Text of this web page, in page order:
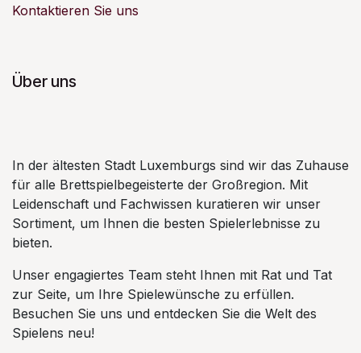
Kontaktieren Sie uns
Über uns
In der ältesten Stadt Luxemburgs sind wir das Zuhause
für alle Brettspielbegeisterte der Großregion. Mit
Leidenschaft und Fachwissen kuratieren wir unser
Sortiment, um Ihnen die besten Spielerlebnisse zu
bieten.
Unser engagiertes Team steht Ihnen mit Rat und Tat
zur Seite, um Ihre Spielewünsche zu erfüllen.
Besuchen Sie uns und entdecken Sie die Welt des
Spielens neu!